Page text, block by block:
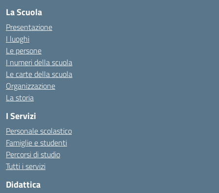
La Scuola
Presentazione
I luoghi
Le persone
I numeri della scuola
Le carte della scuola
Organizzazione
La storia
I Servizi
Personale scolastico
Famiglie e studenti
Percorsi di studio
Tutti i servizi
Didattica